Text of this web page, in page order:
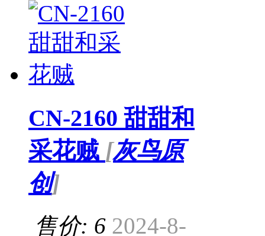
CN-2160 甜甜和
采花贼 [灰鸟原
创]
售价: 6 2024-8-